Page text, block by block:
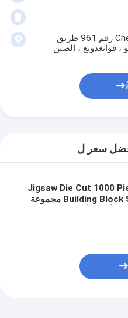
Rm13B-09 ، مبنى الأعمال Chenyue رقم 961 طريق
، قوانغدونغ ، الصين
سعر ل
Jigsaw Die Cut 1000
Building Block Set مجموعة